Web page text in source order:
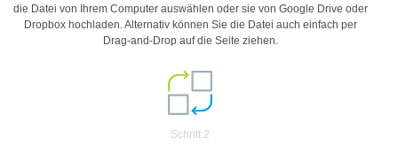
die Datei von Ihrem Computer auswählen oder sie von Google Drive oder
Dropbox hochladen. Alternativ können Sie die Datei auch einfach per
Drag-and-Drop auf die Seite ziehen.
Schritt 2